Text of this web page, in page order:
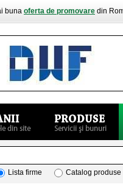
buna oferta de promovare din
Lista firme Catalog produse